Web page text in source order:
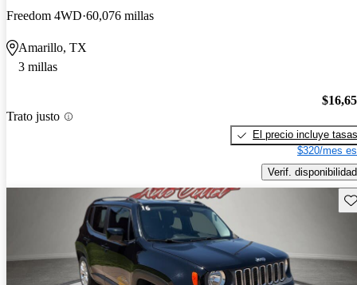
Freedom 4WD 60,076 millas
Amarillo, TX
3 millas
Trato justo
El precio incluye tasas
$320/mes
Verif. disponibilidad